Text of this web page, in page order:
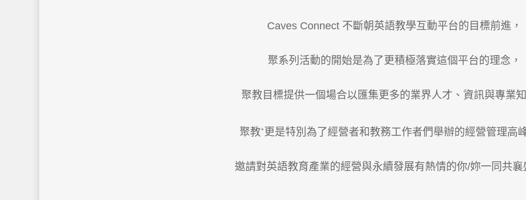
Caves Connect 不斷朝英語教學互動平台的目標前進，
聚系列活動的開始是為了更積極落實這個平台的理念，
聚教目標提供一個場合以匯集更多的業界人才、資訊與專業知
聚教+更是特別為了經營者和教務工作者們舉辦的經營管理高
邀請對英語教育產業的經營與永續發展有熱情的你/妳一同共襄